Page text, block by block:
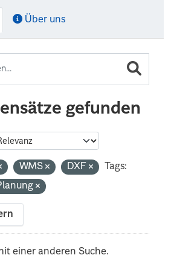
Über uns
gefunden
WMS DXF
Tags:
einer anderen Suche.